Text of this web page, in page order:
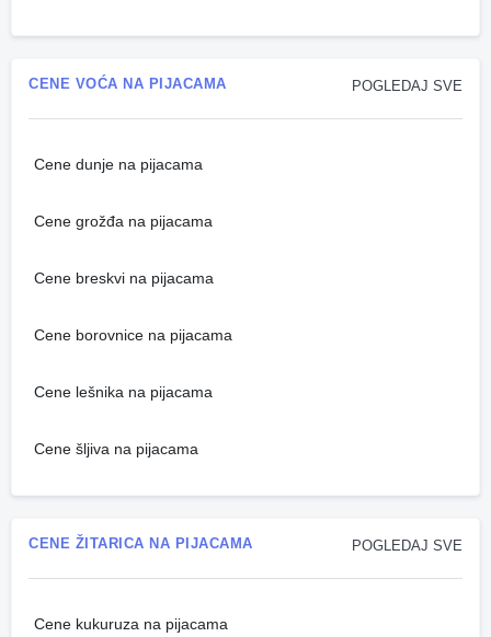
POGLEDAJ SVE
CENE VOĆA NA PIJACAMA
Cene dunje na pijacama
Cene grožđa na pijacama
Cene breskvi na pijacama
Cene borovnice na pijacama
Cene lešnika na pijacama
Cene šljiva na pijacama
POGLEDAJ SVE
CENE ŽITARICA NA PIJACAMA
Cene kukuruza na pijacama